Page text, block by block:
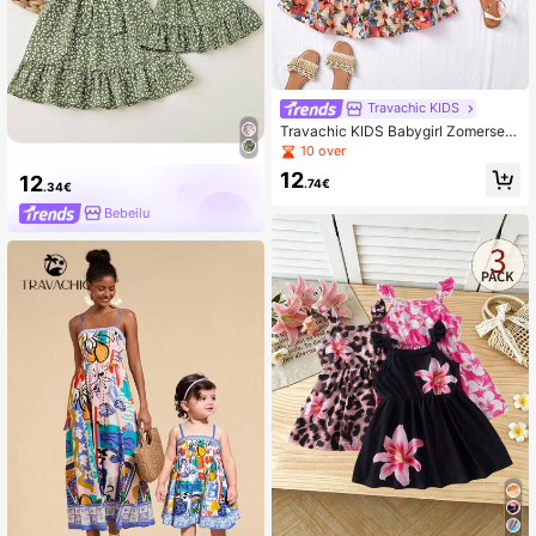
12.34€
Bebeilu
Travachic KIDS
Travachic KIDS Babygirl Zomerse S
chattige Vakantie Camisole Jurk m
et Rode Bladprint
10 over
12.74€